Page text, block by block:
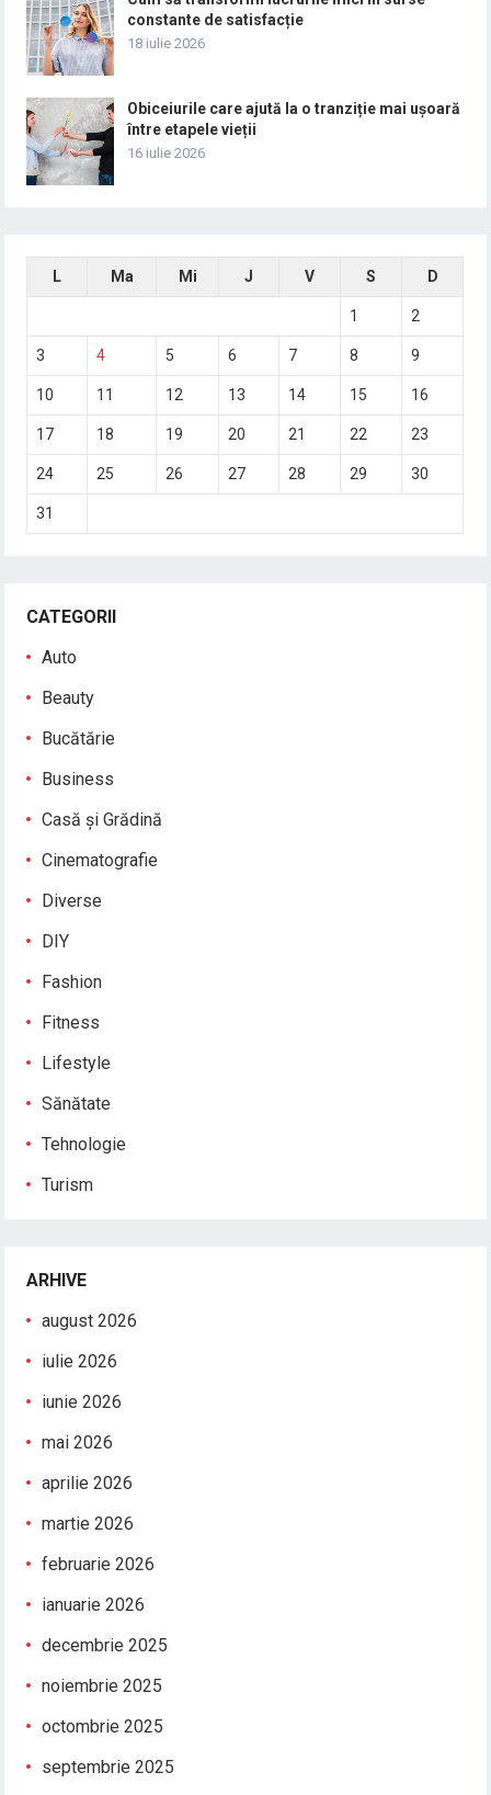
constante de satisfacție
18 iulie 2026
Obiceiurile care ajută la o tranziție mai ușoară
între etapele vieții
16 iulie 2026
L Ma Mi J V S D
1 2
3 4 5 6 7 8 9
10 11 12 13 14 15 16
17 18 19 20 21 22 23
24 25 26 27 28 29 30
31
CATEGORII
Auto
Beauty
Bucătărie
Business
Casă și Grădină
Cinematografie
Diverse
DIY
Fashion
Fitness
Lifestyle
Sănătate
Tehnologie
Turism
ARHIVE
august 2026
iulie 2026
iunie 2026
mai 2026
aprilie 2026
martie 2026
februarie 2026
ianuarie 2026
decembrie 2025
noiembrie 2025
octombrie 2025
septembrie 2025